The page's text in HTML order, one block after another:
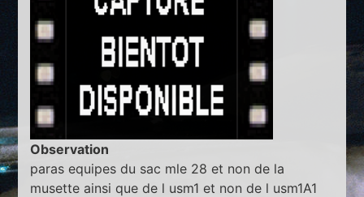
Observation
paras equipes du sac mle 28 et non de la
musette ainsi que de l usm1 et non de l usm1A1